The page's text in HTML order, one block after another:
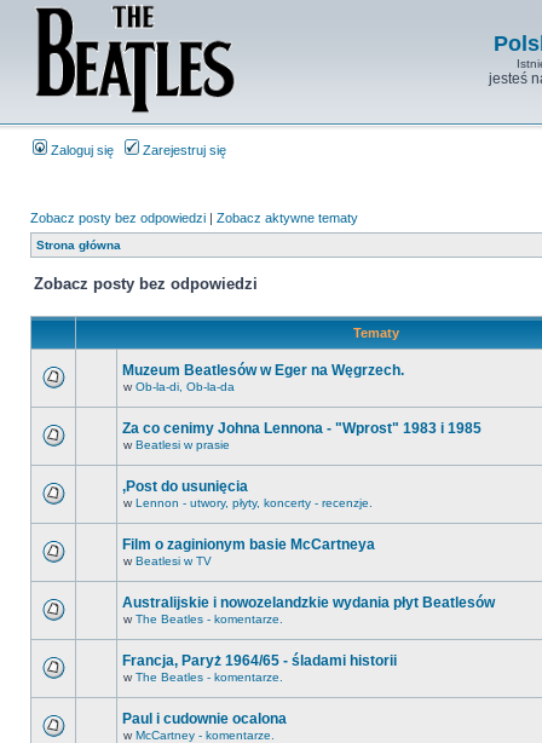
jesteś
Zaloguj się Zarejestruj się
Zobacz posty bez odpowiedzi | Zobacz aktywne tematy
Strona główna
Zobacz posty bez odpowiedzi
Tematy
Muzeum Beatlesów w Eger na Węgrzech.
w Ob-la-di, Ob-la-da
Za co cenimy Johna Lennona - "Wprost" 1983 i 1985
w Beatlesi w prasie
,Post do usunięcia
w Lennon - utwory, płyty, koncerty - recenzje.
Film o zaginionym basie McCartneya
w Beatlesi w TV
Australijskie i nowozelandzkie wydania płyt Beatlesów
w The Beatles - komentarze.
Francja, Paryż 1964/65 - śladami historii
w The Beatles - komentarze.
Paul i cudownie ocalona
w McCartney - komentarze.